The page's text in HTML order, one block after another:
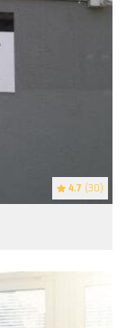
4.7 (30)